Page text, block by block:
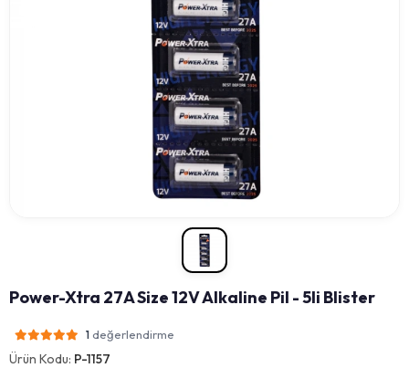
Power-Xtra 27A Size 12V Alkaline Pil - 5li Blister
1 değerlendirme
Ürün Kodu: P-1157